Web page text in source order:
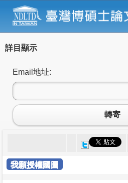
詳目顯示
Email地址:
轉寄
我願授權國圖